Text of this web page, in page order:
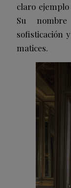
claro
Su
sofisticación
matices.